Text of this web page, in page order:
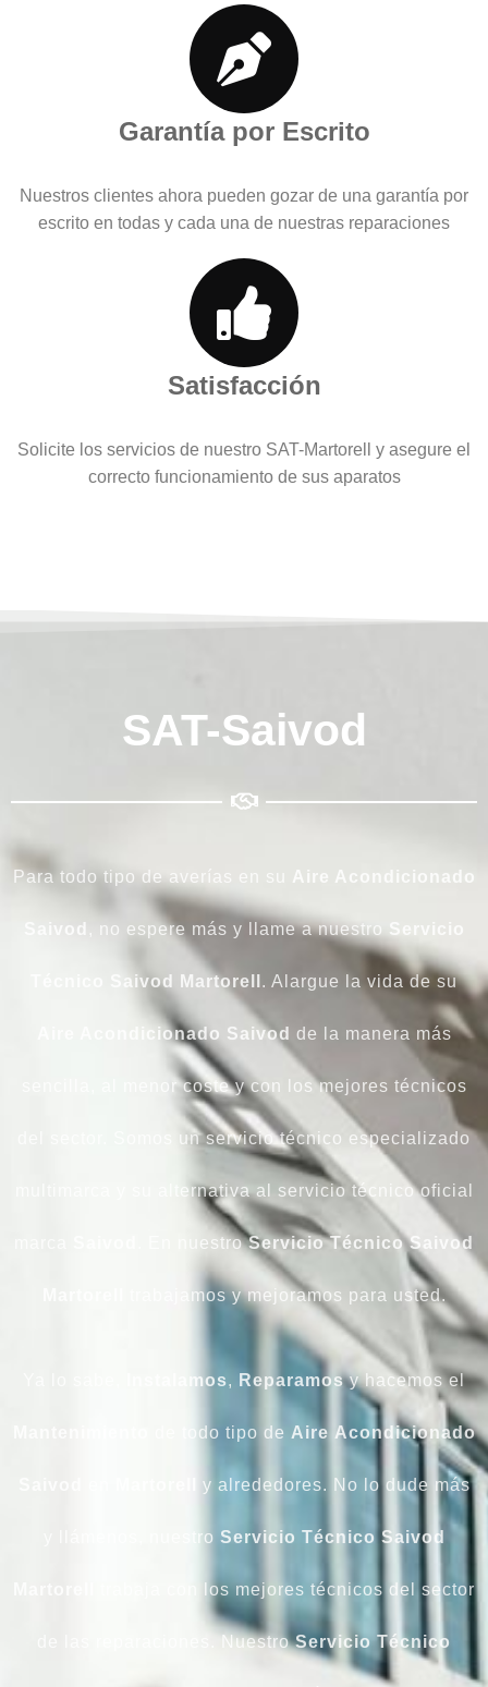
Garantía por Escrito
Nuestros clientes ahora pueden gozar de una garantía por
escrito en todas y cada una de nuestras reparaciones
Satisfacción
Solicite los servicios de nuestro SAT-Martorell y asegure el
correcto funcionamiento de sus aparatos
SAT-Saivod
Para todo tipo de averías en su Aire Acondicionado
Saivod , no espere más y llame a nuestro Servicio
Técnico Saivod Martorell . Alargue la vida de su
Aire Acondicionado Saivod de la manera más
sencilla, al menor coste y con los mejores técnicos
del sector. Somos un servicio técnico especializado
multimarca y su alternativa al servicio técnico oficial
. En nuestroServicio Técnico Saivod
trabajamos y mejoramos para usted.
Instalamos, Reparamosy hacemos el
de todo tipo de Aire Acondicionado
y alrededores. No lo dude más
y llámenos, nuestro Servicio Técnico Saivod
trabaja con los mejores técnicos del sector
de las reparaciones. NuestroServicio Técnico